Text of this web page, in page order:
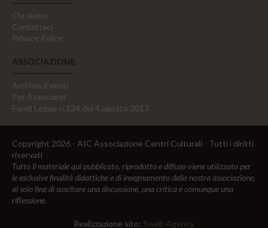
Chi siamo
Contattaci
Privacy Policy
ASSOCIAZIONE
Archivio Eventi
Per Associarsi
Fondi Legge n.124 del 4 agosto 2017
Copyright 2026 - AIC Associazione Centri Culturali - Tutti i diritti
riservati
Tutto il materiale qui pubblicato, riprodotto e diffuso viene utilizzato per
le esclusive finalità didattiche e di insegnamento della nostra associazione,
al solo fine di suscitare una discussione, una critica e comunque una
riflessione.
Realizzazione sito: Sweb Agency